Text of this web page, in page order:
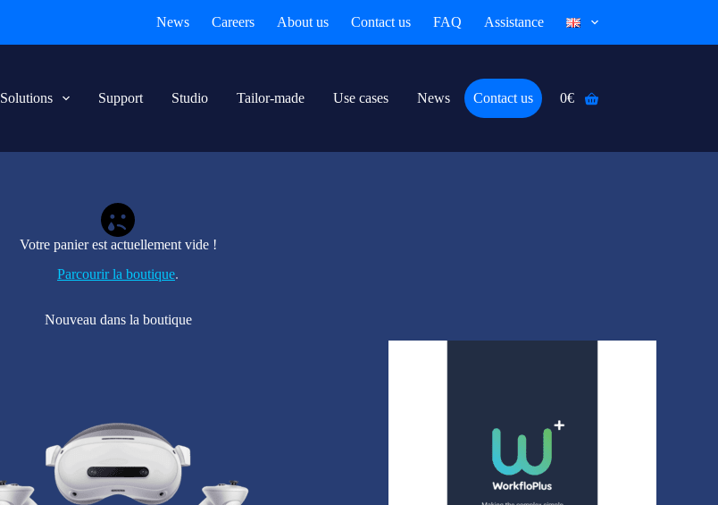
News Careers About us Contact us FAQ Assistance
Solutions Support Studio Tailor-made Use cases News Contact us
Shopping
0€
Votre panier est actuellement vide !
Parcourir la boutique.
Nouveau dans la boutique